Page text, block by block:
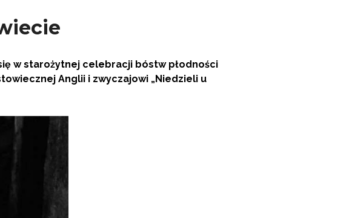
w starożytnej celebracji bóstw płodności
Anglii i zwyczajowi „Niedzieli u